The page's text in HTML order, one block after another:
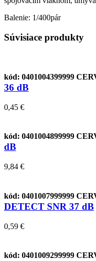
Balenie: 1/400pár
Súvisiace produkty
kód: 0401004399999
36 dB
0,45 €
kód: 0401004899999
dB
9,84 €
kód: 0401007999999
DETECT SNR 37 dB
0,59 €
kód: 0401009299999